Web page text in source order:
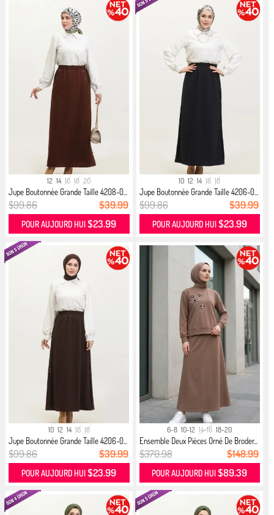
12 14 16 18 20
Jupe Boutonnée Grande Taille 4208-0...
$99.86 $39.99
POUR AUJOURD HUI$23.99
10 12 14 16 18
Jupe Boutonnée Grande Taille 4206-0...
$99.86 $39.99
POUR AUJOURD HUI $23.99
10 12 14 16 18
Jupe Boutonnée Grande Taille 4206-0...
$99.86 $39.99
POUR AUJOURD HUI$23.99
6-8 10-12 14-16 18-20
Ensemble Deux Pièces Orné De Broder...
$370.98 $148.99
POUR AUJOURD HUI$89.39